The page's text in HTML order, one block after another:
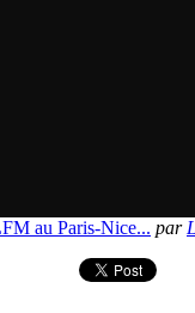
au Paris-Nice... par